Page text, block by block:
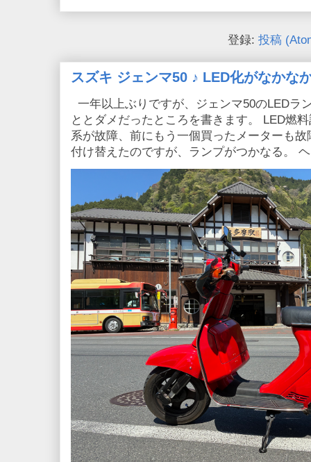
登録: 投稿
スズキ ジェンマ50 ♪ LED化がなかな
一年以上ぶりですが、ジェンマ50のLEDラ
ととダメだったところを書きます。 LED燃
系が故障、前にもう一個買ったメーターも
付け替えたのですが、ランプがつかなる。